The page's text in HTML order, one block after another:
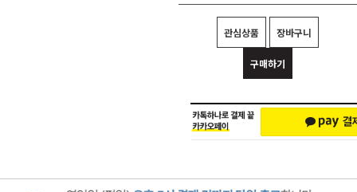
관심상품 장바구니
구매하기